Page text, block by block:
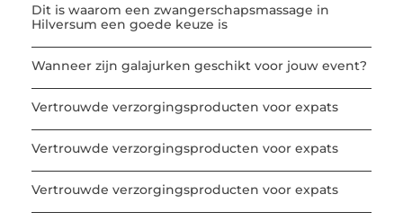
Dit is waarom een zwangerschapsmassage in
Hilversum een goede keuze is
Wanneer zijn galajurken geschikt voor jouw event?
Vertrouwde verzorgingsproducten voor expats
Vertrouwde verzorgingsproducten voor expats
Vertrouwde verzorgingsproducten voor expats